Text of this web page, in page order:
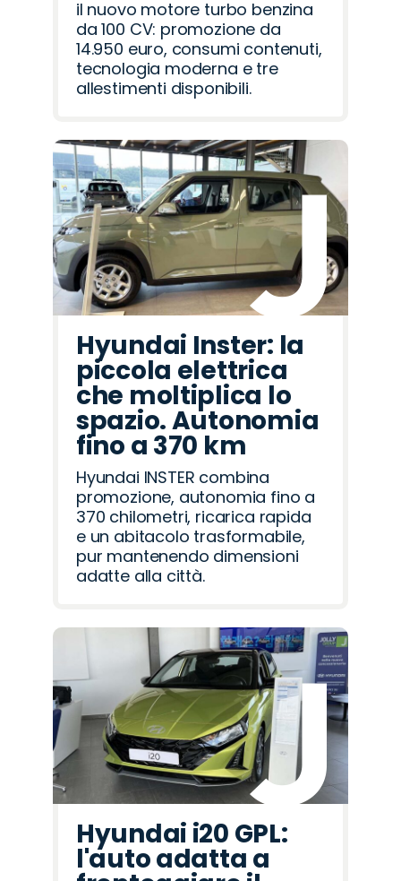
il nuovo motore turbo benzina
da 100 CV: promozione da
14.950 euro, consumi contenuti,
tecnologia moderna e tre
allestimenti disponibili.
Hyundai Inster: la
piccola elettrica
che moltiplica lo
spazio. Autonomia
fino a 370 km
Hyundai INSTER combina
promozione, autonomia fino a
370 chilometri, ricarica rapida
e un abitacolo trasformabile,
pur mantenendo dimensioni
adatte alla città.
Hyundai i20 GPL:
l'auto adatta a